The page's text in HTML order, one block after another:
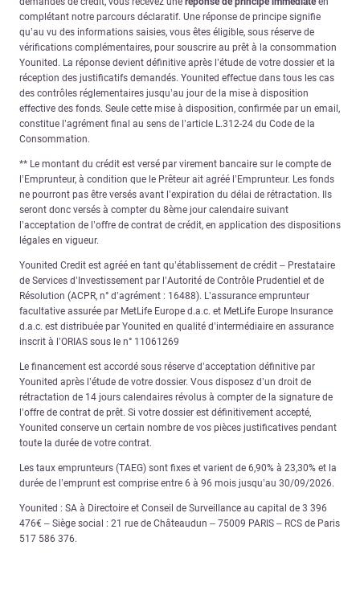
complétant notre parcours déclaratif. Une réponse de principe signifie
qu’au vu des informations saisies, vous êtes éligible, sous réserve de
vérifications complémentaires, pour souscrire au prêt à la consommation
Younited. La réponse devient définitive après l’étude de votre dossier et la
réception des justificatifs demandés. Younited effectue dans tous les cas
des contrôles réglementaires jusqu’au jour de la mise à disposition
effective des fonds. Seule cette mise à disposition, confirmée par un email,
constitue l’agrément final au sens de l’article L.312-24 du Code de la
Consommation.
** Le montant du crédit est versé par virement bancaire sur le compte de
l’Emprunteur, à condition que le Prêteur ait agréé l’Emprunteur. Les fonds
ne pourront pas être versés avant l’expiration du délai de rétractation. Ils
seront donc versés à compter du 8ème jour calendaire suivant
l’acceptation de l’offre de contrat de crédit, en application des dispositions
légales en vigueur.
Younited Credit est agréé en tant qu’établissement de crédit – Prestataire
de Services d’Investissement par l’Autorité de Contrôle Prudentiel et de
Résolution (ACPR, n° d’agrément : 16488). L’assurance emprunteur
facultative assurée par MetLife Europe d.a.c. et MetLife Europe Insurance
d.a.c. est distribuée par Younited en qualité d’intermédiaire en assurance
inscrit à l’ORIAS sous le n° 11061269
Le financement est accordé sous réserve d’acceptation définitive par
Younited après l’étude de votre dossier. Vous disposez d’un droit de
rétractation de 14 jours calendaires révolus à compter de la signature de
l’offre de contrat de prêt. Si votre dossier est définitivement accepté,
Younited conserve un certain nombre de vos pièces justificatives pendant
toute la durée de votre contrat.
Les taux emprunteurs (TAEG) sont fixes et varient de 6,90% à 23,30% et la
durée de l’emprunt est comprise entre 6 à 96 mois jusqu’au 30/09/2026.
Younited : SA à Directoire et Conseil de Surveillance au capital de 3 396
476€ – Siège social : 21 rue de Châteaudun – 75009 PARIS – RCS de Paris
517 586 376.